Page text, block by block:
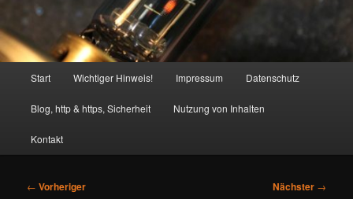
Start Wichtiger Hinweis! Impressum Datenschutz
Blog, http & https, Sicherheit Nutzung von Inhalten
Kontakt
Beitragsnavigation
← Vorheriger Nächster →